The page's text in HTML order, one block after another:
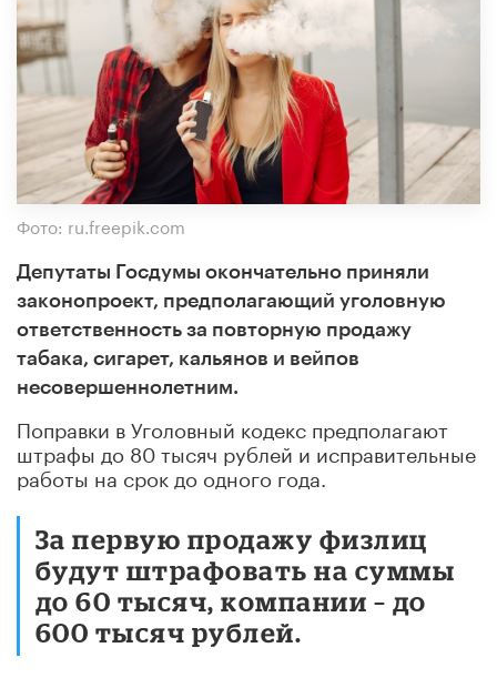
Фото: ru.freepik.com
Депутаты Госдумы окончательно приняли
законопроект, предполагающий уголовную
ответственность за повторную продажу
табака, сигарет, кальянов и вейпов
несовершеннолетним.
Поправки в Уголовный кодекс предполагают
штрафы до 80 тысяч рублей и исправительные
работы на срок до одного года.
За первую продажу физлиц
будут штрафовать на суммы
до 60 тысяч, компании – до
600 тысяч рублей.